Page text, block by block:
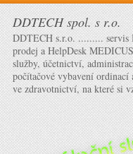
DDTECH spol. s r.o.
DDTECH s.r.o. ......... servis
prodej a HelpDesk
služby, účetnictví,
počítačové vybavení
ve zdravotnictví, na které si